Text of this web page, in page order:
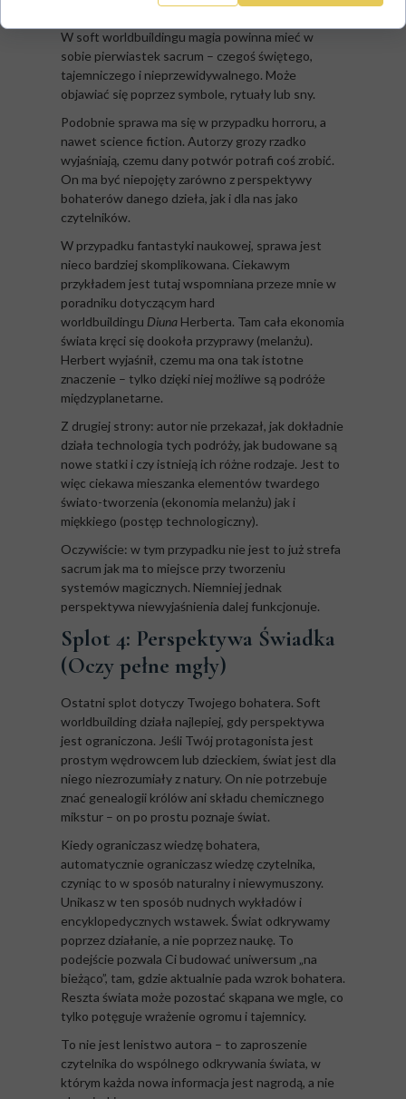
matematycznie opisać.
W soft worldbuildingu magia powinna mieć w
sobie pierwiastek sacrum – czegoś świętego,
tajemniczego i nieprzewidywalnego. Może
objawiać się poprzez symbole, rytuały lub sny.
Podobnie sprawa ma się w przypadku horroru, a
nawet science fiction. Autorzy grozy rzadko
wyjaśniają, czemu dany potwór potrafi coś zrobić.
On ma być niepojęty zarówno z perspektywy
bohaterów danego dzieła, jak i dla nas jako
czytelników.
W przypadku fantastyki naukowej, sprawa jest
nieco bardziej skomplikowana. Ciekawym
przykładem jest tutaj wspomniana przeze mnie w
poradniku dotyczącym hard
worldbuildingu Diuna Herberta. Tam cała ekonomia
świata kręci się dookoła przyprawy (melanżu).
Herbert wyjaśnił, czemu ma ona tak istotne
znaczenie – tylko dzięki niej możliwe są podróże
międzyplanetarne.
Z drugiej strony: autor nie przekazał, jak dokładnie
działa technologia tych podróży, jak budowane są
nowe statki i czy istnieją ich różne rodzaje. Jest to
więc ciekawa mieszanka elementów twardego
świato-tworzenia (ekonomia melanżu) jak i
miękkiego (postęp technologiczny).
Oczywiście: w tym przypadku nie jest to już strefa
sacrum jak ma to miejsce przy tworzeniu
systemów magicznych. Niemniej jednak
perspektywa niewyjaśnienia dalej funkcjonuje.
Splot 4: Perspektywa Świadka
(Oczy pełne mgły)
Ostatni splot dotyczy Twojego bohatera. Soft
worldbuilding działa najlepiej, gdy perspektywa
jest ograniczona. Jeśli Twój protagonista jest
prostym wędrowcem lub dzieckiem, świat jest dla
niego niezrozumiały z natury. On nie potrzebuje
znać genealogii królów ani składu chemicznego
mikstur – on po prostu poznaje świat.
Kiedy ograniczasz wiedzę bohatera,
automatycznie ograniczasz wiedzę czytelnika,
czyniąc to w sposób naturalny i niewymuszony.
Unikasz w ten sposób nudnych wykładów i
encyklopedycznych wstawek. Świat odkrywamy
poprzez działanie, a nie poprzez naukę. To
podejście pozwala Ci budować uniwersum „na
bieżąco”, tam, gdzie aktualnie pada wzrok bohatera.
Reszta świata może pozostać skąpana we mgle, co
tylko potęguje wrażenie ogromu i tajemnicy.
To nie jest lenistwo autora – to zaproszenie
czytelnika do wspólnego odkrywania świata, w
którym każda nowa informacja jest nagrodą, a nie